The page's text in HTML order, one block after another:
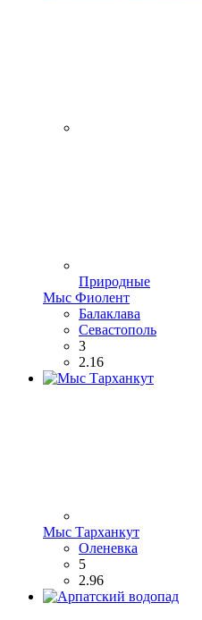
Природные
Мыс Фиолент
Балаклава
Севастополь
3
2.16
Мыс Тарханкут
Оленевка
5
2.96